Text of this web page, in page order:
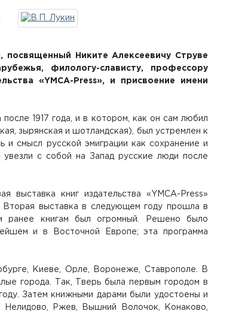
Никите Алексеевичу Струве
филологу-слависту, профессору
«YMCA-Press», и присвоение имени
1917 года, и в котором, как он сам любил
зырянская и шотландская), был устремлен к
и смысл русской эмиграции как сохранение и
с собой на Запад русские люди после
книг издательства «YMCA-Press»
Вторая выставка в следующем году прошла в
ранее книгам был огромный. Решено было
и в Восточной Европе; эта программа
Киеве, Орле, Воронеже, Ставрополе. В
города. Так, Тверь была первым городом в
Затем книжными дарами были удостоены и
Ржев, Вышний Волочок, Конаково,